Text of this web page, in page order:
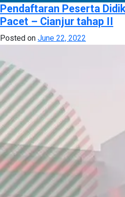
Pendaftaran Peserta
Pacet – Cianjur tahap II
Posted onJune 22, 2022